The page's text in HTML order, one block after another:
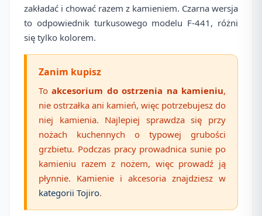
zakładać i chować razem z kamieniem. Czarna wersja
to odpowiednik turkusowego modelu F-441, różni
się tylko kolorem.
Zanim kupisz
Toakcesorium do ostrzenia na kamieniu,
nie ostrzałka ani kamień, więc potrzebujesz do
niej kamienia. Najlepiej sprawdza się przy
nożach kuchennych o typowej grubości
grzbietu. Podczas pracy prowadnica sunie po
kamieniu razem z nożem, więc prowadź ją
płynnie. Kamienie i akcesoria znajdziesz w
kategorii Tojiro.